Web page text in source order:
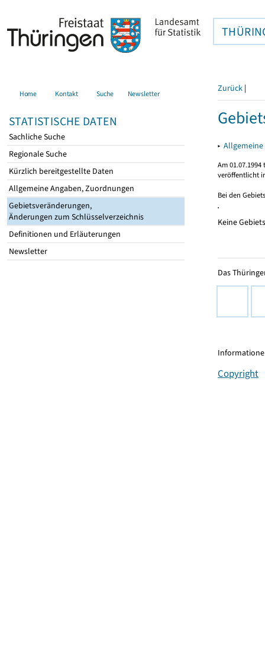
Home Kontakt Suche Newsletter
STATISTISCHE DATEN
Sachliche Suche
Regionale Suche
Kürzlich bereitgestellte Daten
Allgemeine Angaben, Zuordnungen
Gebietsveränderungen,
Änderungen zum Schlüsselverzeichnis
Definitionen und Erläuterungen
Newsletter
Zurück |
▸
Am
veröffentlicht
Bei den
Keine
Das
Copyright